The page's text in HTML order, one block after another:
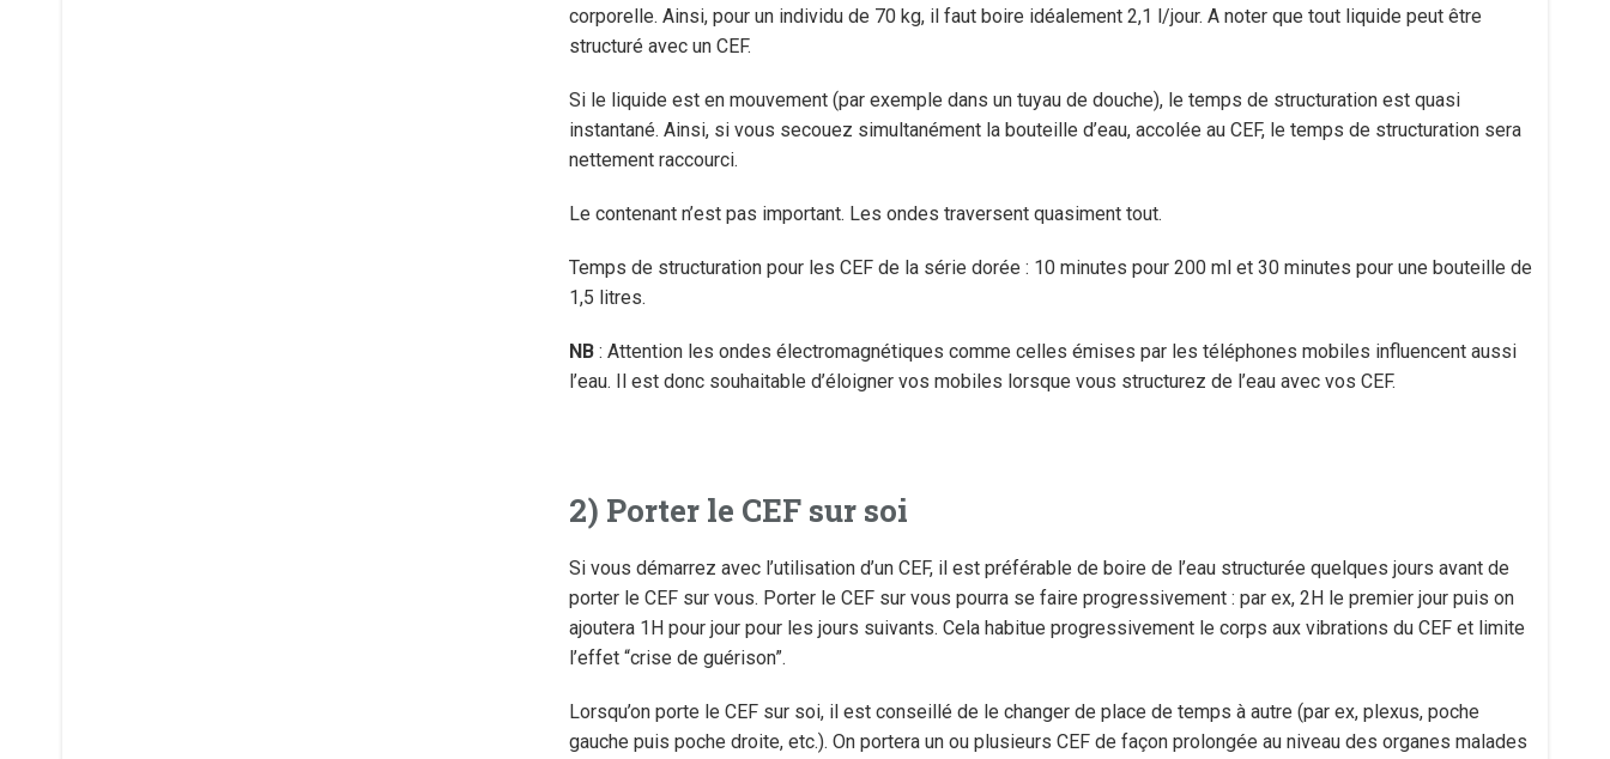
corporelle. Ainsi, pour un individu de 70 kg, il faut boire idéalement 2,1 l/jour. A noter que tout liquide peut être
structuré avec un CEF.
Si le liquide est en mouvement (par exemple dans un tuyau de douche), le temps de structuration est quasi
instantané. Ainsi, si vous secouez simultanément la bouteille d’eau, accolée au CEF, le temps de structuration sera
nettement raccourci.
Le contenant n’est pas important. Les ondes traversent quasiment tout.
Temps de structuration pour les CEF de la série dorée : 10 minutes pour 200 ml et 30 minutes pour une bouteille de
1,5 litres.
NB : Attention les ondes électromagnétiques comme celles émises par les téléphones mobiles influencent aussi
l’eau. Il est donc souhaitable d’éloigner vos mobiles lorsque vous structurez de l’eau avec vos CEF.
2) Porter le CEF sur soi
Si vous démarrez avec l’utilisation d’un CEF, il est préférable de boire de l’eau structurée quelques jours avant de
porter le CEF sur vous. Porter le CEF sur vous pourra se faire progressivement : par ex, 2H le premier jour puis on
ajoutera 1H pour jour pour les jours suivants. Cela habitue progressivement le corps aux vibrations du CEF et limite
l’effet “crise de guérison”.
Lorsqu’on porte le CEF sur soi, il est conseillé de le changer de place de temps à autre (par ex, plexus, poche
gauche puis poche droite, etc.). On portera un ou plusieurs CEF de façon prolongée au niveau des organes malades